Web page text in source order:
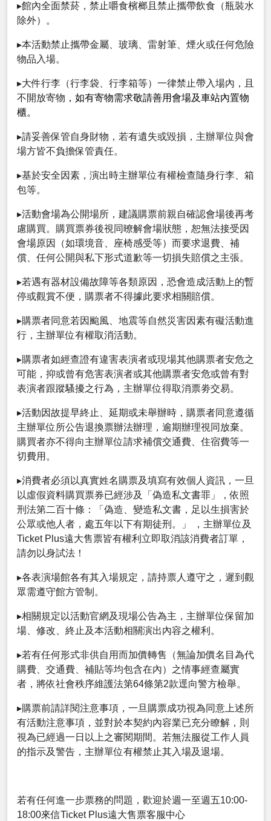
▸館內全面禁菸，禁止嚼食檳榔且禁止攜帶飲食（瓶裝水
除外）。
▸本活動禁止攜帶金屬、玻璃、雷射筆、煙火或任何危險
物品入場。
▸大件行李（行李袋、行李箱等）一律禁止帶入場內，且
不開放寄物 ，如有寄物需求敬請善用會場及車站內置物
櫃。
▸請妥善保管自身財物，若有遺失或毀損，主辦單位與會
場方皆不負擔保管責任。
▸基於安全因素，演出時主辦單位有權檢查隨身行李、箱
包等。
▸活動會場為公開場所，建議購票前親自確認會場後再考
慮購買。購買票券後視同暸解會場狀態，恕無法接受因
會場原因（如環境音、座椅感受等）而要求退費、補
償、任何公開與私下形式道歉等一切損失賠償之主張。
▸若遇有器材設備故障等各類原因，恐會造成活動上的暫
停或觀賞不便，購票者不得據此要求相關賠償。
▸購票者同意若因颱風、地震等自然災害因素有礙活動進
行，主辦單位有權取消活動。
▸購票者如經查證有違害表演者或現場其他購票者安危之
可能，抑或曾有危害表演者或其他購票者安危或曾有對
表演者跟蹤騷擾之行為，主辦單位得取消票劵交易。
▸活動因故提早終止、延期或未舉辦時，購票者同意遵循
主辦單位所公告退換票辦法辦理，逾期辦理視同放棄。
購買者亦不得向主辦單位請求補償交通費、住宿費等一
切費用。
▸消費者必須以真實姓名購票及填寫有效個人資訊，一旦
以虛假資料購買票券已經涉及「偽造私文書罪」，依照
刑法第二百十條：「偽造、變造私文書，足以生損害於
公眾或他人者，處五年以下有期徒刑。」 ，主辦單位及
Ticket Plus遠大售票皆有權利立即取消該消費者訂單，
請勿以身試法！
▸各表演場館各有其入場規定，請持票人遵守之，遲到觀
眾需遵守館方管制。
▸相關規定以活動官網及現場公告為主，主辦單位保留加
場、修改、終止及本活動相關演出內容之權利。
▸若有任何形式非供自用而加價轉售（無論加價名目為代
購費、交通費、補貼等均包含在內）之情事經查屬實
者，將依社會秩序維護法第64條第2款逕向警方檢舉。
▸購票前請詳閱注意事項，一旦購票成功視為同意上述所
有活動注意事項，並對於本契約內容業已充分瞭解，則
視為已經過一日以上之審閱期間。若無法服從工作人員
的指示及警告，主辦單位有權禁止其入場及退場。
若有任何進一步票務的問題，歡迎於週一至週五10:00-
18:00來信Ticket Plus遠大售票客服中心